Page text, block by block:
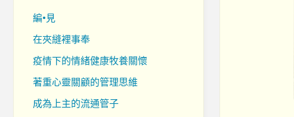
編•見
在夾縫裡事奉
疫情下的情緒健康牧養關懷
著重心靈關顧的管理思維
成為上主的流通管子